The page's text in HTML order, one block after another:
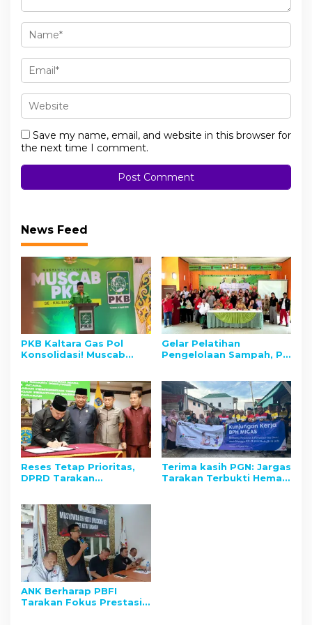
Save my name, email, and website in this browser for
the next time I comment.
News Feed
PKB Kaltara Gas Pol
Konsolidasi! Muscab
Gelar Pelatihan
Pengelolaan Sampah, PT
Nunukan Peduli
Lingkungan
Reses Tetap Prioritas,
DPRD Tarakan
ke Rp10 M
Terima kasih PGN: Jargas
Tarakan Terbukti Hemat
ANK Berharap PBFI
Tarakan Fokus Prestasi